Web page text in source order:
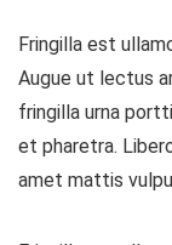
Fringilla est
Augue ut lectus
fringilla urna
et pharetra.
amet mattis